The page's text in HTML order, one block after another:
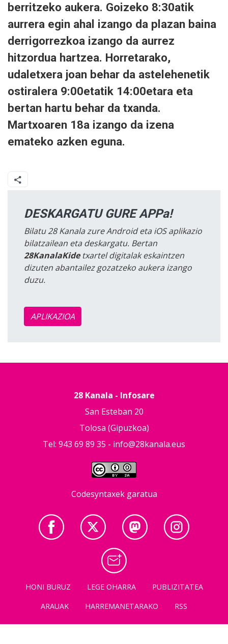
berritzeko aukera. Goizeko 8:30atik
aurrera egin ahal izango da plazan baina
derrigorrezkoa izango da aurrez
hitzordua hartzea. Horretarako,
udaletxera joan behar da astelehenetik
ostiralera 9:00etatik 14:00etara eta
bertan hartu behar da txanda.
Martxoaren 18a izango da izena
emateko azken eguna.
DESKARGATU GURE APPa!
Bilatu 28 Kanala zure Android eta iOS aplikazio
bilatzailean eta deskargatu. Bertan
28KanalaKidetxartel digitalak eskaintzen
dizuten abantailez gozatzeko aukera izango
duzu.
APLIKAZIOA
28 Kanala - Infosare
San Esteban 20
Tolosa (Gipuzkoa)
Tel: 943 69 89 35 - info@28kanala.eus
Codesyntaxek garatua
HONI BURUZ LEGE OHARRA
PUBLIZITATEA
ARAUAK
HARREMANETARAKO RSS